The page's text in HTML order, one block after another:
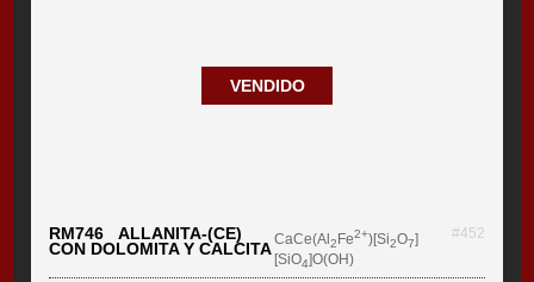
VENDIDO
RM746 ALLANITA-(CE)
CON DOLOMITA Y CALCITACaCe(Al 2 Fe2+)[Si2O7]
[SiO4]O(OH)
#452